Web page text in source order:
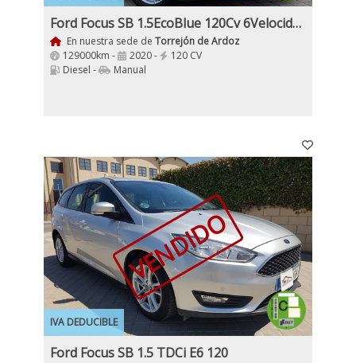
Ford Focus SB 1.5EcoBlue 120Cv 6Velocidades 5 Puertas, Etiqueta Medioambiental C
En nuestra sede de Torrejón de Ardoz
129000km -
2020 -
120 CV
Diesel -
Manual
IVA DEDUCIBLE
VENDIDO
Ford Focus SB 1.5 TDCi E6 120